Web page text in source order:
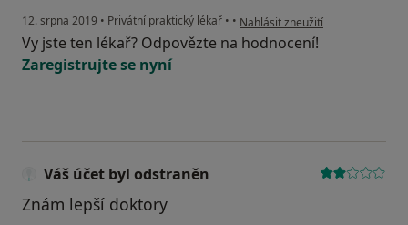
12. srpna 2019 • Privátní praktický lékař • • podle názoru uživatele Váš účet
Nahlásit zneužití
Vy jste ten lékař? Odpovězte na hodnocení!
Zaregistrujte se nyní
Váš účet byl odstraněn
Znám lepší doktory